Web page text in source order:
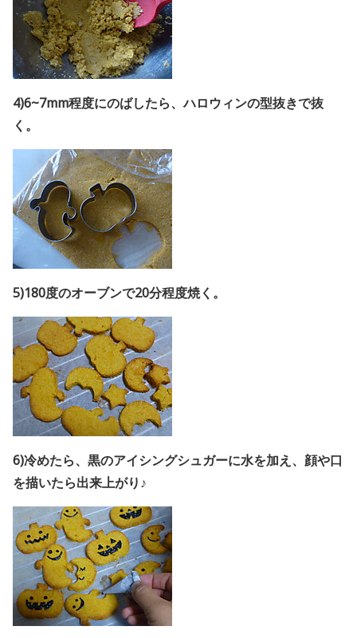
4)6~7mm程度にのばしたら、ハロウィンの型抜きで抜
く。
5)180度のオーブンで20分程度焼く。
6)冷めたら、黒のアイシングシュガーに水を加え、顔や口
を描いたら出来上がり♪